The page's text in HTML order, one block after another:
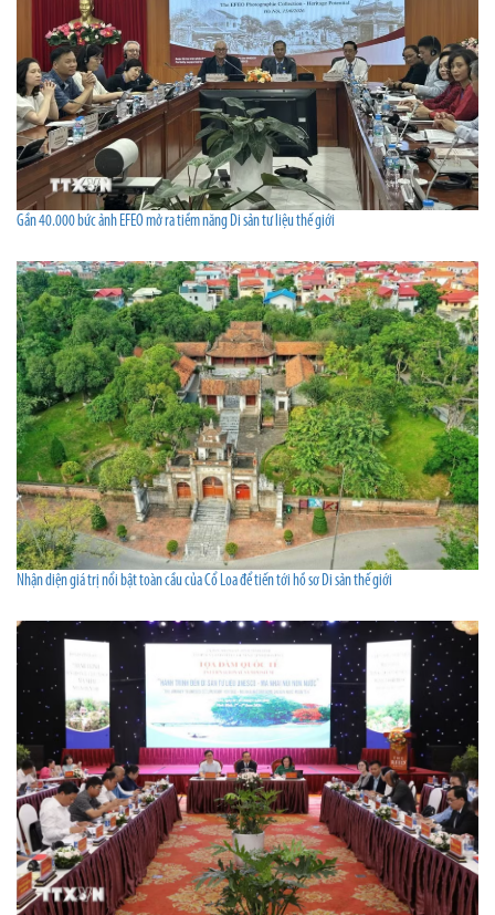
Gần 40.000 bức ảnh EFEO mở ra tiềm năng Di sản tư liệu thế giới
Nhận diện giá trị nổi bật toàn cầu của Cổ Loa để tiến tới hồ sơ Di sản thế giới